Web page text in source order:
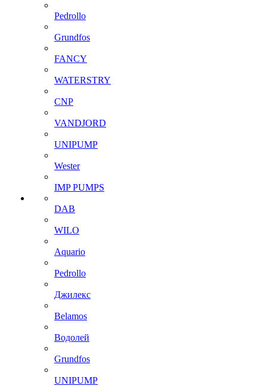
Pedrollo
Grundfos
FANCY
WATERSTRY
CNP
VANDJORD
UNIPUMP
Wester
IMP PUMPS
DAB
WILO
Aquario
Pedrollo
Джилекс
Belamos
Водолей
Grundfos
UNIPUMP